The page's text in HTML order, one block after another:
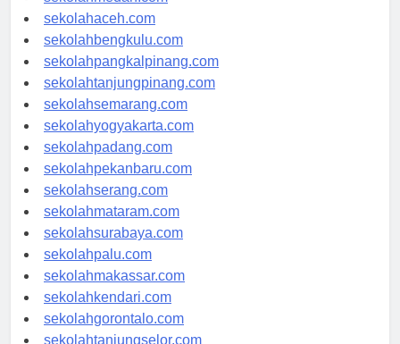
sekolahmedan.com
sekolahaceh.com
sekolahbengkulu.com
sekolahpangkalpinang.com
sekolahtanjungpinang.com
sekolahsemarang.com
sekolahyogyakarta.com
sekolahpadang.com
sekolahpekanbaru.com
sekolahserang.com
sekolahmataram.com
sekolahsurabaya.com
sekolahpalu.com
sekolahmakassar.com
sekolahkendari.com
sekolahgorontalo.com